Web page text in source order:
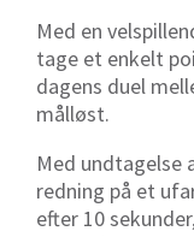
Med en
tage et enkelt
dagens duel
målløst.
Med undtagelse
redning på et
efter 10